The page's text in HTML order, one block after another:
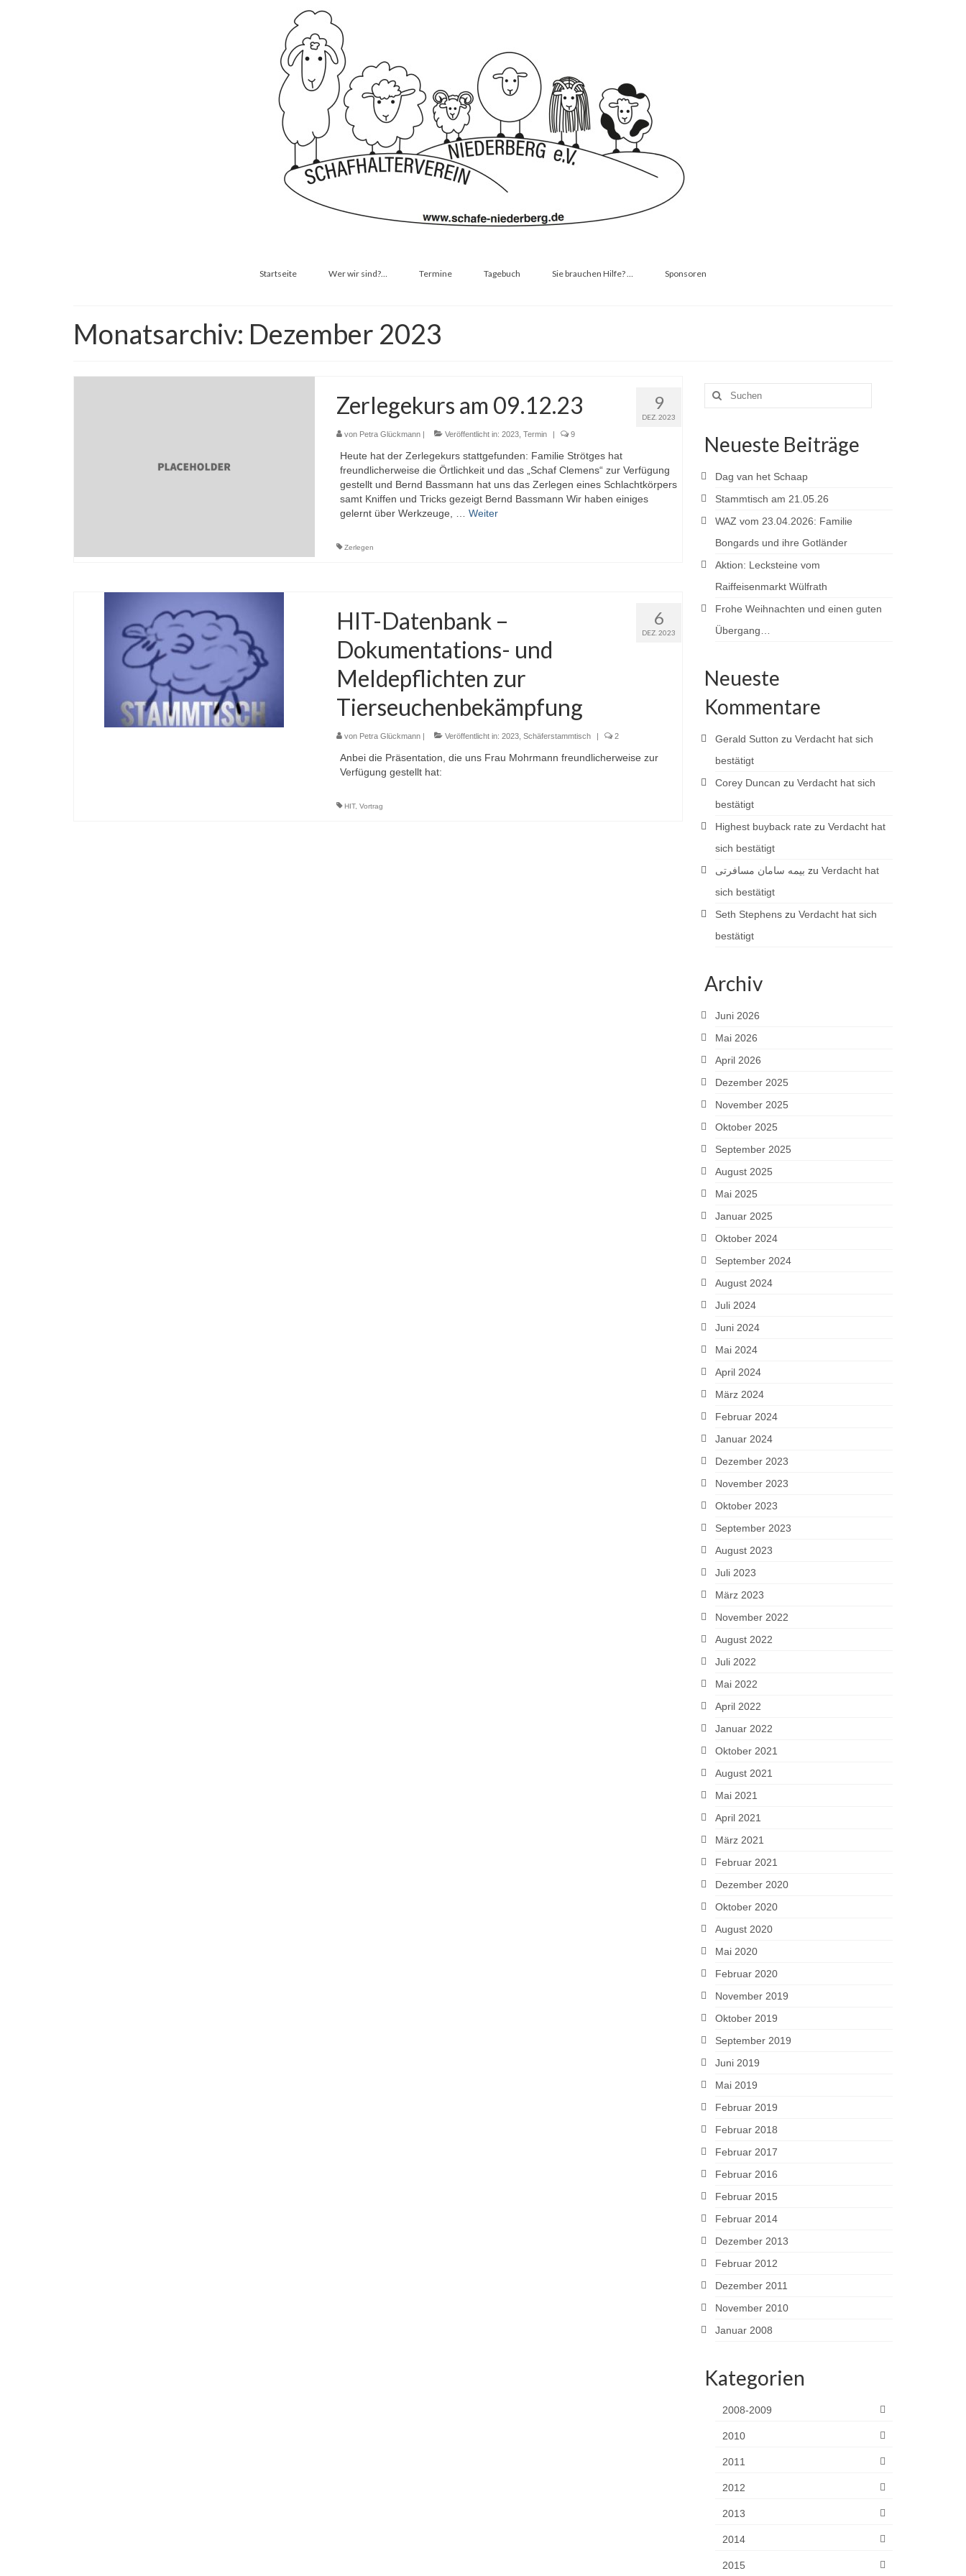
Startseite Wer wir sind?… Termine Tagebuch Sie brauchen Hilfe? … Sponsoren
Monatsarchiv: Dezember 2023
9
DEZ. 2023
Zerlegekurs am 09.12.23
von Petra Glückmann| Veröffentlicht in: 2023, Termin | 9
Heute hat der Zerlegekurs stattgefunden: Familie Strötges hat
freundlicherweise die Örtlichkeit und das „Schaf Clemens“ zur Verfügung
gestellt und Bernd Bassmann hat uns das Zerlegen eines Schlachtkörpers
samt Kniffen und Tricks gezeigt Bernd Bassmann Wir haben einiges
gelernt über Werkzeuge, … Weiter
Zerlegen
6
DEZ. 2023
HIT-Datenbank –
Dokumentations- und
Meldepflichten zur
Tierseuchenbekämpfung
von Petra Glückmann| Veröffentlicht in: 2023, Schäferstammtisch | 2
Anbei die Präsentation, die uns Frau Mohrmann freundlicherweise zur
Verfügung gestellt hat:
HIT, Vortrag
Suchen
nach:
Neueste Beiträge
Dag van het Schaap
Stammtisch am 21.05.26
WAZ vom 23.04.2026: Familie
Bongards und ihre Gotländer
Aktion: Lecksteine vom
Raiffeisenmarkt Wülfrath
Frohe Weihnachten und einen guten
Übergang…
Neueste
Kommentare
Gerald Sutton zu Verdacht hat sich
bestätigt
Corey Duncan zu Verdacht hat sich
bestätigt
Highest buyback rate zu Verdacht hat
sich bestätigt
بیمه سامان مسافرتی zu Verdacht hat
sich bestätigt
Seth Stephenszu Verdacht hat sich
bestätigt
Archiv
Juni 2026
Mai 2026
April 2026
Dezember 2025
November 2025
Oktober 2025
September 2025
August 2025
Mai 2025
Januar 2025
Oktober 2024
September 2024
August 2024
Juli 2024
Juni 2024
Mai 2024
April 2024
März 2024
Februar 2024
Januar 2024
Dezember 2023
November 2023
Oktober 2023
September 2023
August 2023
Juli 2023
März 2023
November 2022
August 2022
Juli 2022
Mai 2022
April 2022
Januar 2022
Oktober 2021
August 2021
Mai 2021
April 2021
März 2021
Februar 2021
Dezember 2020
Oktober 2020
August 2020
Mai 2020
Februar 2020
November 2019
Oktober 2019
September 2019
Juni 2019
Mai 2019
Februar 2019
Februar 2018
Februar 2017
Februar 2016
Februar 2015
Februar 2014
Dezember 2013
Februar 2012
Dezember 2011
November 2010
Januar 2008
Kategorien
2008-2009
2010
2011
2012
2013
2014
2015